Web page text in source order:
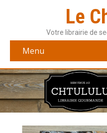
Le
Votre librairie de
Menu